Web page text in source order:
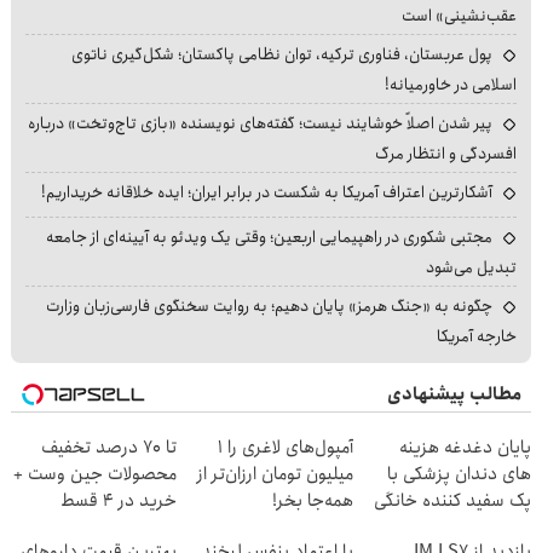
عقب‌نشینی» است
پول عربستان، فناوری ترکیه، توان نظامی پاکستان؛ شکل‌گیری ناتوی
اسلامی در خاورمیانه!
پیر شدن اصلاً خوشایند نیست؛ گفته‌های نویسنده «بازی تاج‌وتخت» درباره
افسردگی و انتظار مرگ
آشکارترین اعتراف آمریکا به شکست در برابر ایران؛ ایده خلاقانه خریداریم!
مجتبی شکوری در راهپیمایی اربعین؛ وقتی یک ویدئو به آیینه‌ای از جامعه
تبدیل می‌شود
چگونه به «جنگ هرمز» پایان دهیم؛ به روایت سخنگوی فارسی‌زبان وزارت
خارجه آمریکا
مطالب پیشنهادی
پایان دغدغه هزینه
های دندان پزشکی با
پک سفید کننده خانگی
آمپول‌های لاغری را ۱
میلیون تومان ارزان‌تر از
همه‌جا بخر!
تا 70 درصد تخفیف
محصولات جین وست +
خرید در 4 قسط